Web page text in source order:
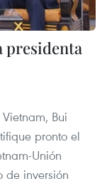
presidenta
Bui
pronto el
Unión
de inversión